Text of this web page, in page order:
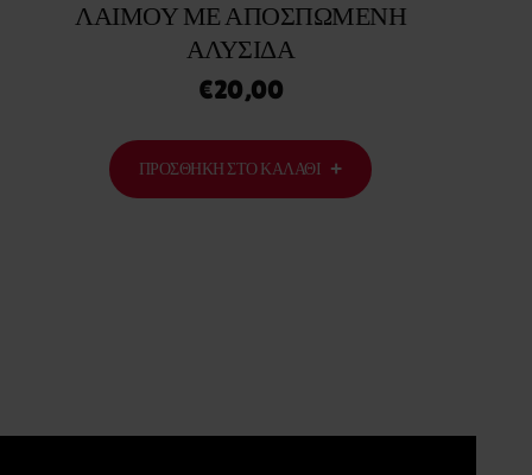
ΛΑΙΜΟΎ ΜΕ ΑΠΟΣΠΏΜΕΝΗ
ΑΛΥΣΊΔΑ
€20,00
ΠΡΟΣΘΉΚΗ ΣΤΟ ΚΑΛΆΘΙ